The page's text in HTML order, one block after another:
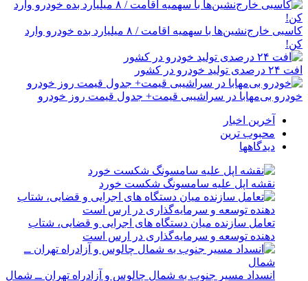
کاسبی خارج‌نشین‌ها با سهمیه اقامت / ۸ میلیارد بده خودرو وارد
کن!
افت ۲۴ درصدی تولید خودرو در کشور
خودرو بی‌مهابا در سراشیبی قیمت+ جدول قیمت روز خودرو
آخرین اخبار
محبوب ترین
دیدگاهها
نقشه اپل علیه سامسونگ شکست خورد
تعامل سازنده میان دستگاه‌ های اجرایی و قضایی، شتاب‌
دهنده توسعه و سرمایه‌گذاری در ارس است
انسداد مسیر جنوب به شمال چالوس و آزادراه تهران ــ شمال